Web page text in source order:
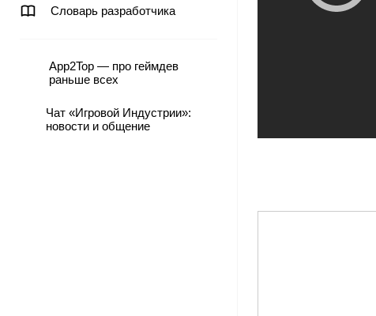
Словарь разработчика
App2Top — про геймдев
раньше всех
Чат «Игровой Индустрии»:
новости и общение